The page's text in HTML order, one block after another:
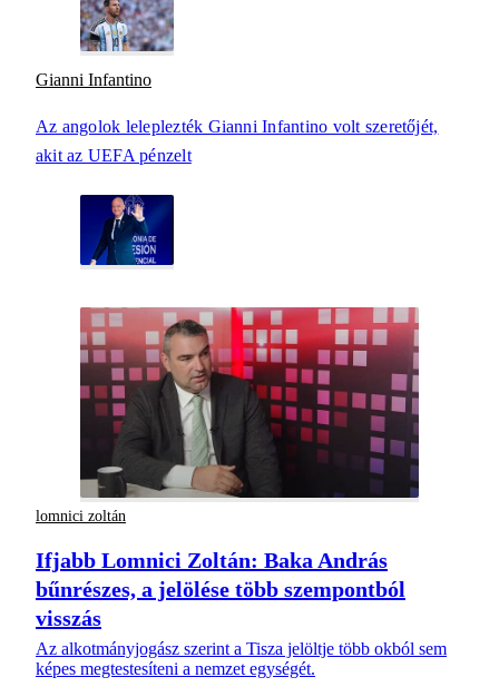
Gianni Infantino
Az angolok leleplezték Gianni Infantino volt szeretőjét,
akit az UEFA pénzelt
lomnici zoltán
Ifjabb Lomnici Zoltán: Baka András
bűnrészes, a jelölése több szempontból
visszás
Az alkotmányjogász szerint a Tisza jelöltje több okból sem
képes megtestesíteni a nemzet egységét.